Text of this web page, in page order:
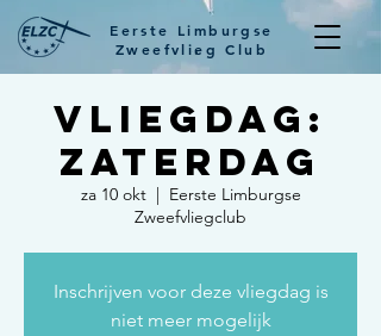
Eerste Limburgse
Zweefvlieg Club
Vliegdag:
zaterdag
za 10 okt
  |
Eerste Limburgse
Zweefvliegclub
Inschrijven voor deze vliegdag is
niet meer mogelijk